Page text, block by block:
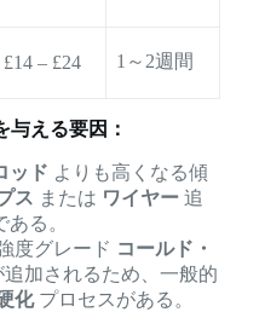
£14 – £24 1～2週間
与える要因：
ッド よりも高くなる傾
ス または ワイヤー追
る。
度グレード コールド・
追加されるため、一般的
化プロセスがある。